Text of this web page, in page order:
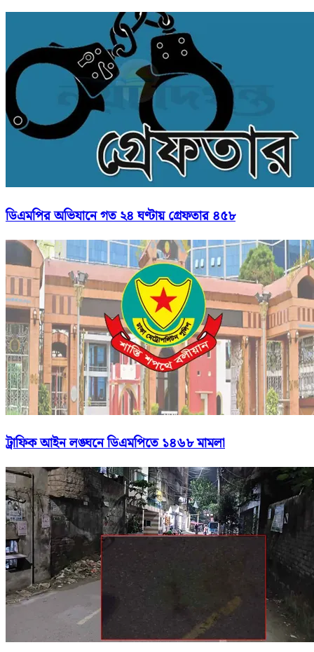
ডিএমপির অভিযানে গত ২৪ ঘণ্টায় গ্রেফতার ৪৫৮
ট্রাফিক আইন লঙ্ঘনে ডিএমপিতে ১৪৬৮ মামলা